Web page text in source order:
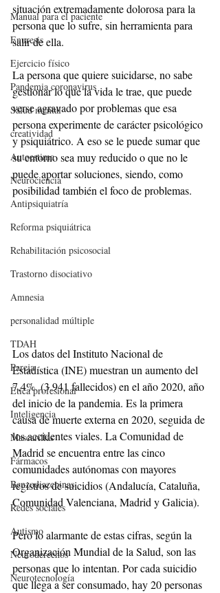
Manual para el paciente
Enuresis
Ejercicio físico
Pandemia coronavirus
Salud mental
creatividad
Autoestima
Neurociencia
Antipsiquiatría
Reforma psiquiátrica
Rehabilitación psicosocial
Trastorno disociativo
Amnesia
personalidad múltiple
TDAH
Pareja
Ética profesional
Inteligencia
Mascarillas
Fármacos
Benzodiazepinas
Redes sociales
Autismo
Neuroderechos
Neurotecnología
situación extremadamente dolorosa para la
persona que lo sufre, sin herramienta para
salir de ella.
La persona que quiere suicidarse, no sabe
gestionar lo que la vida le trae, que puede
verse agravado por problemas que esa
persona experimente de carácter psicológico
y psiquiátrico. A eso se le puede sumar que
su entorno sea muy reducido o que no le
puede aportar soluciones, siendo, como
posibilidad también el foco de problemas.
Los datos del Instituto Nacional de
Estadística (INE) muestran un aumento del
7,4%  (3.941 fallecidos) en el año 2020, año
del inicio de la pandemia. Es la primera
causa de muerte externa en 2020, seguida de
los accidentes viales. La Comunidad de
Madrid se encuentra entre las cinco
comunidades autónomas con mayores
registros de suicidios (Andalucía, Cataluña,
Comunidad Valenciana, Madrid y Galicia).
Pero lo alarmante de estas cifras, según la
Organización Mundial de la Salud, son las
personas que lo intentan. Por cada suicidio
que llega a ser consumado, hay 20 personas